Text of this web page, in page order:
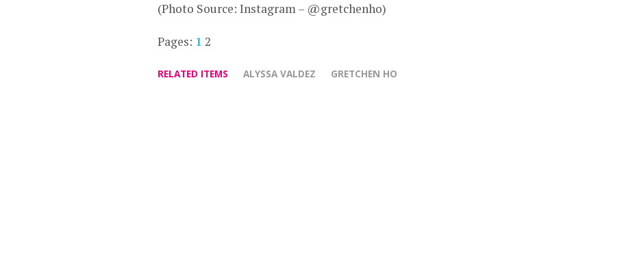
(Photo Source: Instagram – @gretchenho)
Pages: 1 2
RELATED ITEMS ALYSSA VALDEZ GRETCHEN HO